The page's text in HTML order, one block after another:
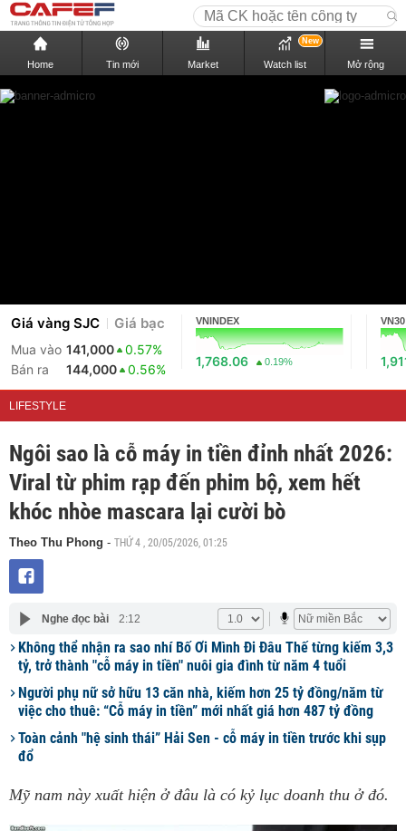
Home Tin mới Market Watch list
New
Mở rộng
Giá vàng SJC Giá bạc
Mua vào 141,000
0.57%
Bán ra
144,000 0.56%
VNINDEX
1,768.06 0.19%
VN30
LIFESTYLE
Ngôi sao là cỗ máy in tiền đỉnh nhất 2026:
Viral từ phim rạp đến phim bộ, xem hết
khóc nhòe mascara lại cười bò
Theo Thu Phong - THỨ 4 , 20/05/2026, 01:25
Nghe đọc bài 2:12
Không thể nhận ra sao nhí Bố Ơi Mình Đi Đâu Thế từng kiếm 3,3
tỷ, trở thành "cỗ máy in tiền" nuôi gia đình từ năm 4 tuổi
Người phụ nữ sở hữu 13 căn nhà, kiếm hơn 25 tỷ đồng/năm từ
việc cho thuê: “Cỗ máy in tiền” mới nhất giá hơn 487 tỷ đồng
Toàn cảnh "hệ sinh thái” Hải Sen - cỗ máy in tiền trước khi sụp
đổ
Mỹ nam này xuất hiện ở đâu là có kỷ lục doanh thu ở đó.